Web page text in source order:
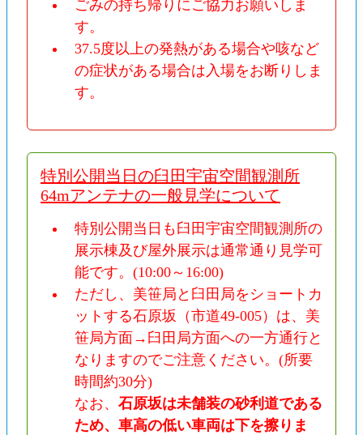
ごみの持ち帰りにご協力お願いしま
す。
37.5度以上の発熱がある場合や咳など
の症状がある場合は入場をお断りしま
す。
特別公開当日の臼田宇宙空間観測所
64mアンテナの一般見学について
特別公開当日も臼田宇宙空間観測所の
展示棟及び屋外展示は通常通り見学可
能です。(10:00～16:00)
ただし、美笹局と臼田局をショートカ
ットする石原坂（市道49-005）は、美
笹局方面→臼田局方面への一方通行と
なりますのでご注意ください。(所要
時間約30分)
なお、 石原坂は未舗装の砂利道である
ため、車高の低い車両は下を擦りま